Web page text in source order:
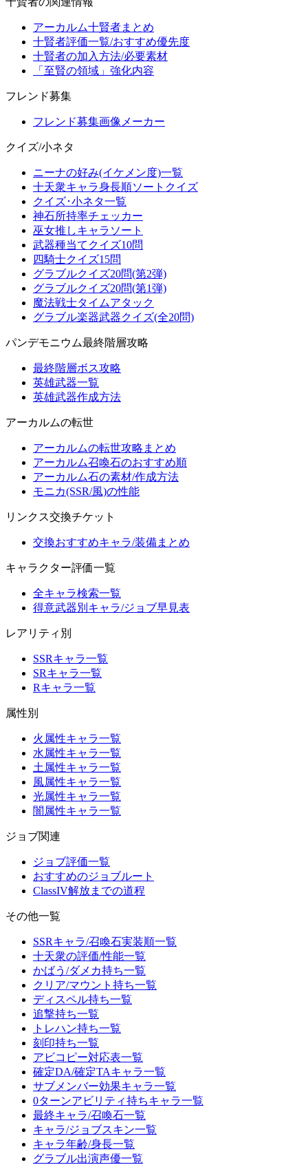
アーカルム十賢者まとめ
十賢者評価一覧/おすすめ優先度
十賢者の加入方法/必要素材
「至賢の領域」強化内容
フレンド募集
フレンド募集画像メーカー
クイズ/小ネタ
ニーナの好み(イケメン度)一覧
十天衆キャラ身長順ソートクイズ
クイズ･小ネタ一覧
神石所持率チェッカー
巫女推しキャラソート
武器種当てクイズ10問
四騎士クイズ15問
グラブルクイズ20問(第2弾)
グラブルクイズ20問(第1弾)
魔法戦士タイムアタック
グラブル楽器武器クイズ(全20問)
パンデモニウム最終階層攻略
最終階層ボス攻略
英雄武器一覧
英雄武器作成方法
アーカルムの転世
アーカルムの転世攻略まとめ
アーカルム召喚石のおすすめ順
アーカルム石の素材/作成方法
モニカ(SSR/風)の性能
リンクス交換チケット
交換おすすめキャラ/装備まとめ
キャラクター評価一覧
全キャラ検索一覧
得意武器別キャラ/ジョブ早見表
レアリティ別
SSRキャラ一覧
SRキャラ一覧
Rキャラ一覧
属性別
火属性キャラ一覧
水属性キャラ一覧
土属性キャラ一覧
風属性キャラ一覧
光属性キャラ一覧
闇属性キャラ一覧
ジョブ関連
ジョブ評価一覧
おすすめのジョブルート
ClassIV解放までの道程
その他一覧
SSRキャラ/召喚石実装順一覧
十天衆の評価/性能一覧
かばう/ダメカ持ち一覧
クリア/マウント持ち一覧
ディスペル持ち一覧
追撃持ち一覧
トレハン持ち一覧
刻印持ち一覧
アビコピー対応表一覧
確定DA/確定TAキャラ一覧
サブメンバー効果キャラ一覧
0ターンアビリティ持ちキャラ一覧
最終キャラ/召喚石一覧
キャラ/ジョブスキン一覧
キャラ年齢/身長一覧
グラブル出演声優一覧